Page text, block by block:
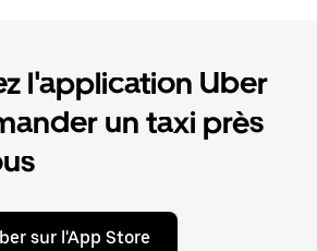
l'application Uber
un taxi près
sur l'App Store